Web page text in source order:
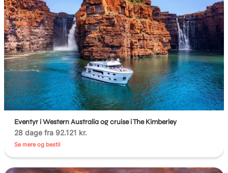
Eventyr i Western Australia og cruise i The Kimberley
28 dage fra 92.121 kr.
Se mere og bestil